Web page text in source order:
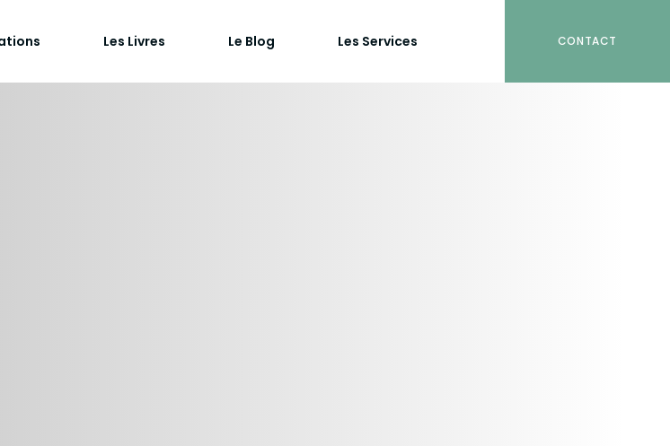
Les Livres Le Blog Les Services CONTACT